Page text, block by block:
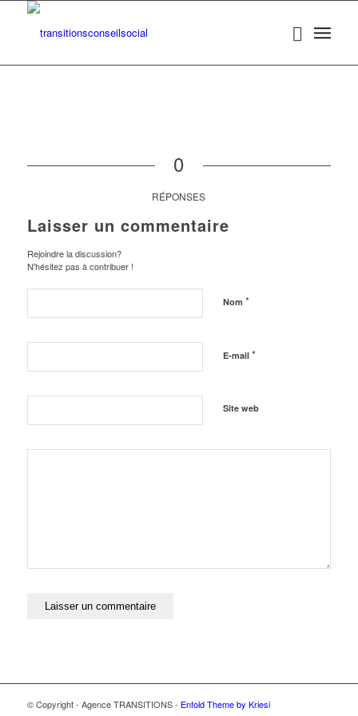
0
RÉPONSES
Laisser un commentaire
Rejoindre la discussion?
N'hésitez pas à contribuer !
Nom *
E-mail *
Site web
© Copyright - Agence TRANSITIONS - Enfold Theme by Kriesi